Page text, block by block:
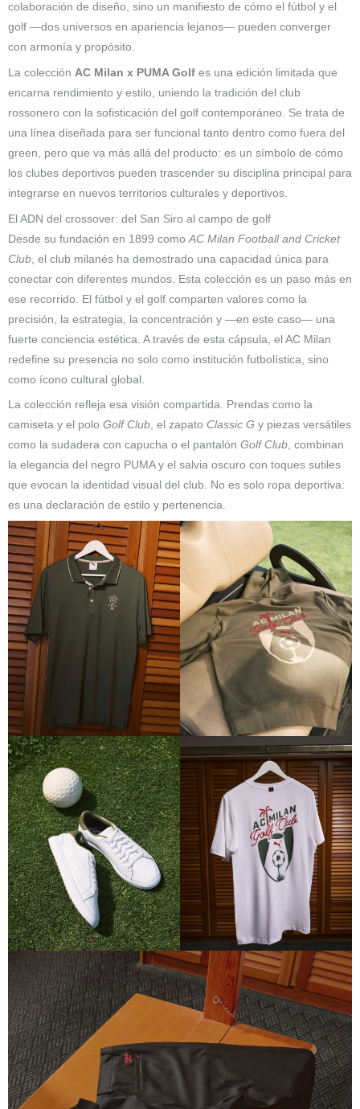
colaboración de diseño, sino un manifiesto de cómo el fútbol y el
golf —dos universos en apariencia lejanos— pueden converger
con armonía y propósito.
La colección AC Milan x PUMA Golf es una edición limitada que
encarna rendimiento y estilo, uniendo la tradición del club
rossonero con la sofisticación del golf contemporáneo. Se trata de
una línea diseñada para ser funcional tanto dentro como fuera del
green, pero que va más allá del producto: es un símbolo de cómo
los clubes deportivos pueden trascender su disciplina principal para
integrarse en nuevos territorios culturales y deportivos.
El ADN del crossover: del San Siro al campo de golf
Desde su fundación en 1899 como AC Milan Football and Cricket
Club , el club milanés ha demostrado una capacidad única para
conectar con diferentes mundos. Esta colección es un paso más en
ese recorrido. El fútbol y el golf comparten valores como la
precisión, la estrategia, la concentración y —en este caso— una
fuerte conciencia estética. A través de esta cápsula, el AC Milan
redefine su presencia no solo como institución futbolística, sino
como ícono cultural global.
La colección refleja esa visión compartida. Prendas como la
camiseta y el polo Golf Club, el zapato Classic G y piezas versátiles
como la sudadera con capucha o el pantalón Golf Club, combinan
la elegancia del negro PUMA y el salvia oscuro con toques sutiles
que evocan la identidad visual del club. No es solo ropa deportiva:
es una declaración de estilo y pertenencia.